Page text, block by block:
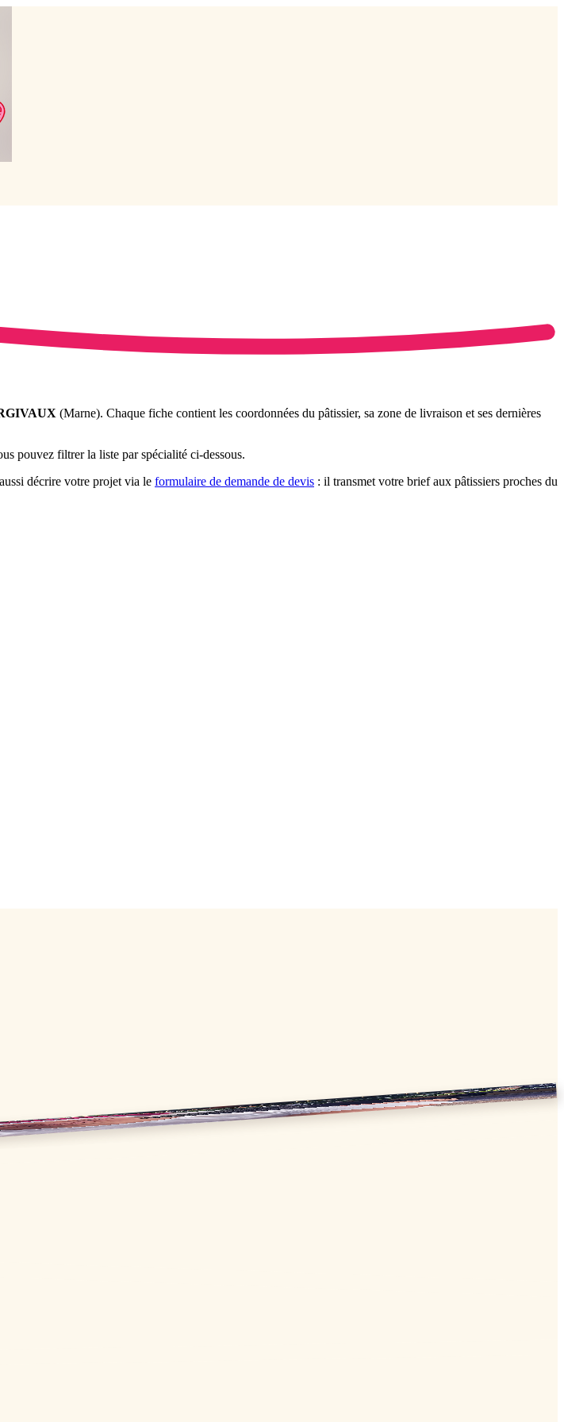
(Marne). Chaque fiche contient les coordonnées du pâtissier, sa zone de livraison et ses dernières
pouvez filtrer la liste par spécialité ci-dessous.
décrire votre projet via le formulaire de demande de devis : il transmet votre brief aux pâtissiers proches du